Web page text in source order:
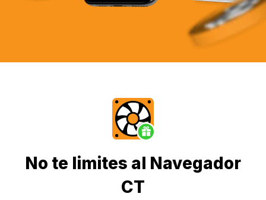
No te limites al Navegador
CT